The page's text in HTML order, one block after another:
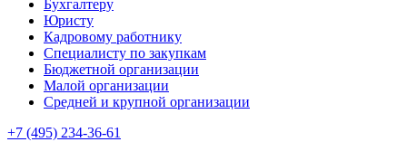
Бухгалтеру
Юристу
Кадровому работнику
Специалисту по закупкам
Бюджетной организации
Малой организации
Средней и крупной организации
+7 (495) 234-36-61